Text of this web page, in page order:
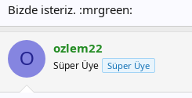
Bizde isteriz. :mrgreen:
O ozlem22
Süper Üye Süper Üye